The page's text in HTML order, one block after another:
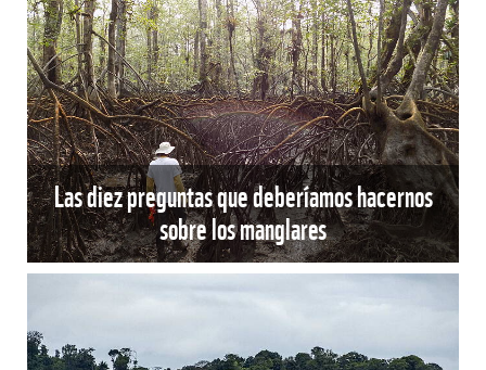
Las diez preguntas que deberíamos hacernos
sobre los manglares